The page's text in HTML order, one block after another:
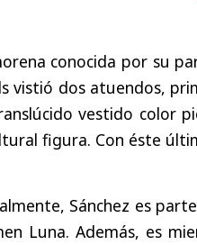
conocida por su
vistió dos atuendos,
vestido color
figura. Con éste
Sánchez es
Luna. Además, es